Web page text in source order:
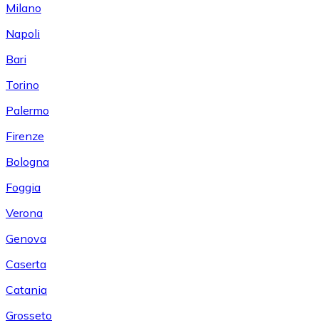
Milano
Napoli
Bari
Torino
Palermo
Firenze
Bologna
Foggia
Verona
Genova
Caserta
Catania
Grosseto